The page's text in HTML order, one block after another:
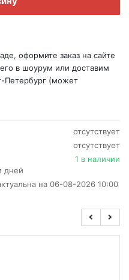
оформите заказ на сайте
в шоурум или доставим
Петербург (может
отсутствует
отсутствует
1 в наличии
дней
на 06-08-2026 10:00